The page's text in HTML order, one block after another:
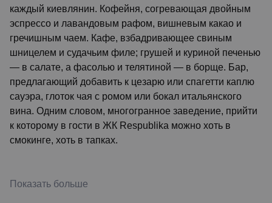
каждый киевлянин. Кофейня, согревающая двойным
эспрессо и лавандовым рафом, вишневым какао и
гречишным чаем. Кафе, взбадривающее свиным
шницелем и судачьим филе; грушей и куриной печенью
— в салате, а фасолью и телятиной — в борще. Бар,
предлагающий добавить к цезарю или спагетти каплю
сауэра, глоток чая с ромом или бокал итальянского
вина. Одним словом, многогранное заведение, прийти
к которому в гости в ЖК Respublika можно хоть в
смокинге, хоть в тапках.
Показать больше